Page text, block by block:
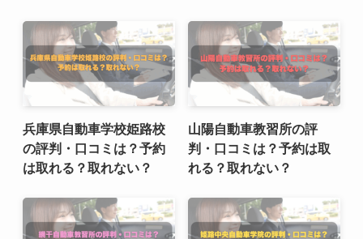
兵庫県自動車学校姫路校
の評判・口コミは？予約
は取れる？取れない？
山陽自動車教習所の評
判・口コミは？予約は取
れる？取れない？